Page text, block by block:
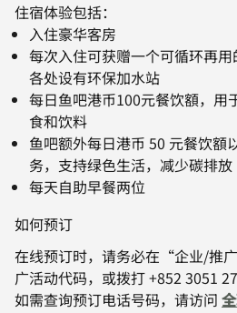
住宿体验包括：
入住豪华客房
每次入住可获赠一个可循环再
各处设有环保加水站
每日鱼吧港币100元餐饮額，用
食和饮料
鱼吧额外每日港币 50 元餐饮額
务，支持绿色生活，减少碳排放
每天自助早餐两位
如何预订
在线预订时，请务必在“企业/推
广活动代码，或拨打 +852 3051
如需查询预订电话号码，请访问